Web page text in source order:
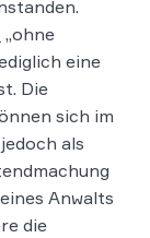
„ohne
eine
Die
sich im
als
Anwalts
die